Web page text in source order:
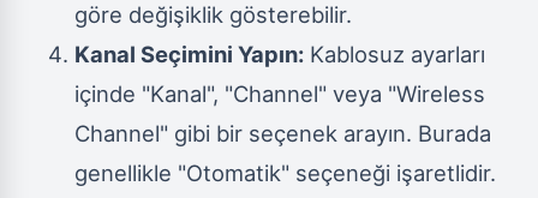
göre değişiklik gösterebilir.
Kanal Seçimini Yapın: Kablosuz ayarları
içinde "Kanal", "Channel" veya "Wireless
Channel" gibi bir seçenek arayın. Burada
genellikle "Otomatik" seçeneği işaretlidir.